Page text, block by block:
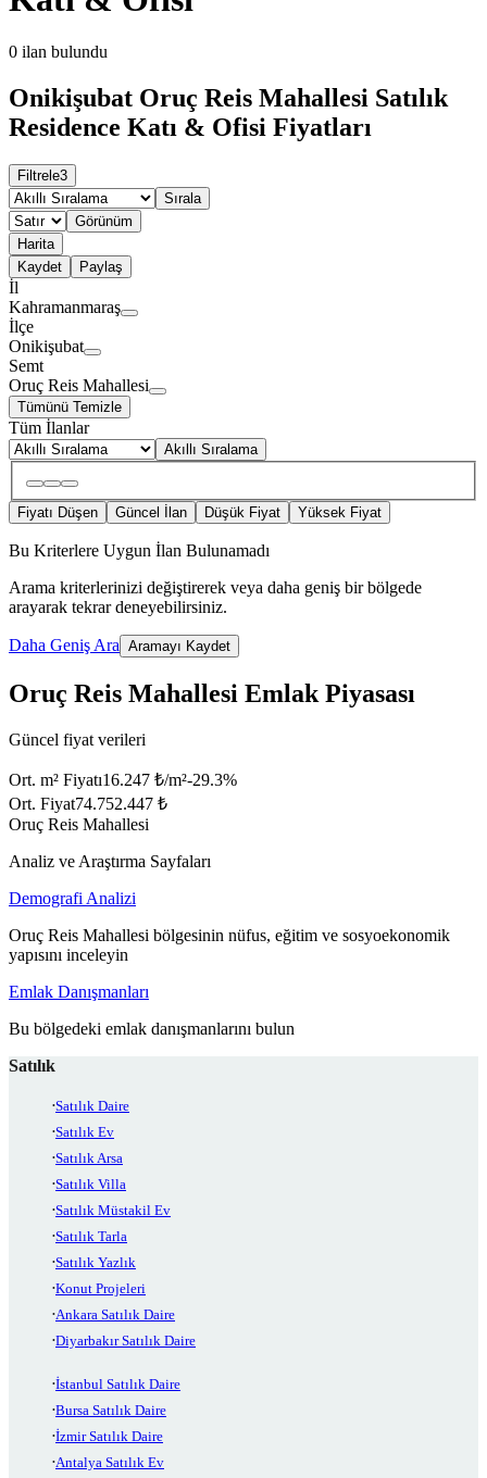
0 ilan bulundu
Onikişubat Oruç Reis Mahallesi Satılık
Residence Katı & Ofisi Fiyatları
Filtrele3
Sırala
Görünüm
Harita
Kaydet
Paylaş
İl
Kahramanmaraş
İlçe
Onikişubat
Semt
Oruç Reis Mahallesi
Tümünü Temizle
Tüm İlanlar
Akıllı Sıralama
Fiyatı Düşen Güncel İlan Düşük Fiyat Yüksek Fiyat
Bu Kriterlere Uygun İlan Bulunamadı
Arama kriterlerinizi değiştirerek veya daha geniş bir bölgede
arayarak tekrar deneyebilirsiniz.
Daha Geniş Ara Aramayı Kaydet
Oruç Reis Mahallesi Emlak Piyasası
Güncel fiyat verileri
Ort. m² Fiyatı16.247 ₺/m²-29.3%
Ort. Fiyat74.752.447 ₺
Oruç Reis Mahallesi
Analiz ve Araştırma Sayfaları
Demografi Analizi
Oruç Reis Mahallesi bölgesinin nüfus, eğitim ve sosyoekonomik
yapısını inceleyin
Emlak Danışmanları
Bu bölgedeki emlak danışmanlarını bulun
Satılık
Satılık Daire
Satılık Ev
Satılık Arsa
Satılık Villa
Satılık Müstakil Ev
Satılık Tarla
Satılık Yazlık
Konut Projeleri
Ankara Satılık Daire
Diyarbakır Satılık Daire
İstanbul Satılık Daire
Bursa Satılık Daire
İzmir Satılık Daire
Antalya Satılık Ev